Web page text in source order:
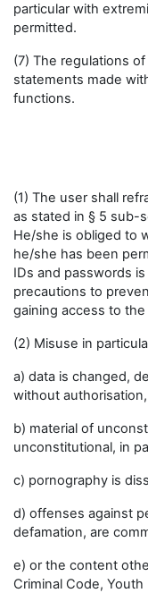
particular with
permitted.
(7) The regulations
statements made
functions.
(1) The user shall
as stated in § 5 sub-
He/she is obliged to
he/she has been
IDs and passwords
precautions to
gaining access to the
(2) Misuse in
a) data is changed,
without authorisation,
b) material of
unconstitutional, in
c) pornography is
d) offenses against
defamation, are
e) or the content
Criminal Code,